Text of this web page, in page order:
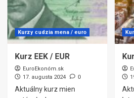
Kurzy cudzia mena / euro
Kurz EEK / EUR
EuroEkonóm.sk
17. augusta 2024
0
Aktuálny kurz mien